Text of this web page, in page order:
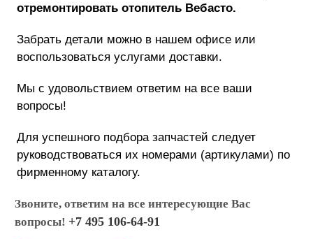
отремонтировать отопитель Вебасто.
Забрать детали можно в нашем офисе или
воспользоваться услугами доставки.
Мы с удовольствием ответим на все ваши
вопросы!
Для успешного подбора запчастей следует
руководствоваться их номерами (артикулами) по
фирменному каталогу.
Звоните, ответим на все интересующие Вас
вопросы! +7 495 106-64-91